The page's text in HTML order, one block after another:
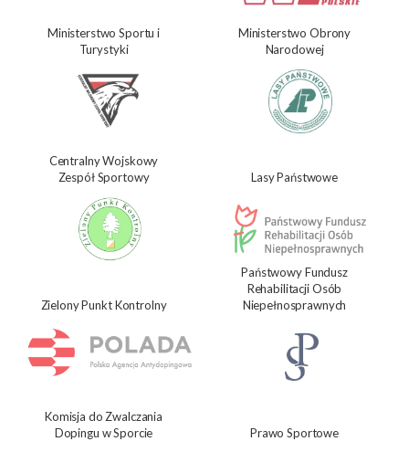
Ministerstwo Sportu i
Turystyki
Ministerstwo Obrony
Narodowej
Centralny Wojskowy
Zespół Sportowy
Lasy Państwowe
Zielony Punkt Kontrolny
Państwowy Fundusz
Rehabilitacji Osób
Niepełnosprawnych
Komisja do Zwalczania
Dopingu w Sporcie
Prawo Sportowe